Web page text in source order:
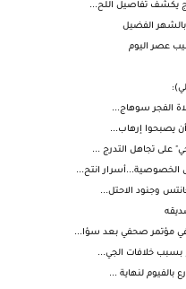
يكشف تفاصيل اللح...
بالشهر الفضيل
عصر اليوم
الفجر سوهاج...
أن يصبحوا إرهاب...
على تجاهل التدرج ...
انتح...
وجنود الاحتل...
مؤتمر صحفي بعد سؤا...
بسبب خلافات الجي...
بالفيوم لنهاية ...